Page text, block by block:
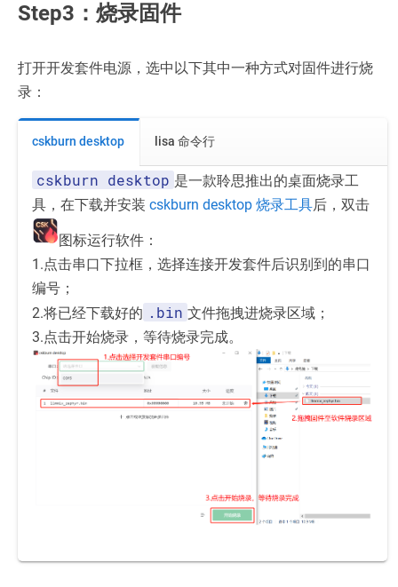
Step3：烧录固件
打开开发套件电源，选中以下其中一种方式对固件进行烧
录：
cskburn desktop lisa 命令行
cskburn desktop 是一款聆思推出的桌面烧录工
具，在下载并安装 cskburn desktop 烧录工具后，双击
图标运行软件：
1.点击串口下拉框，选择连接开发套件后识别到的串口
编号；
2.将已经下载好的 .bin 文件拖拽进烧录区域；
3.点击开始烧录，等待烧录完成。